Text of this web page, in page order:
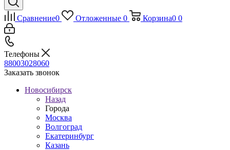
Сравнение0 Отложенные 0 Корзина0 0
Телефоны
88003028060
Заказать звонок
Новосибирск
Назад
Города
Москва
Волгоград
Екатеринбург
Казань